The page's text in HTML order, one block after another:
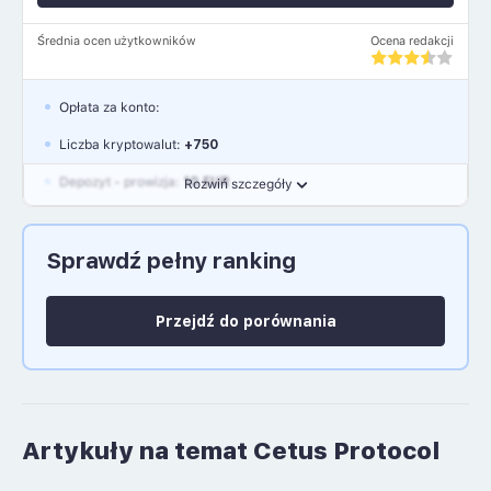
Średnia ocen użytkowników Ocena redakcji
Rozwiń szczegóły
Opłata za konto:
Liczba kryptowalut: +750
Depozyt - prowizja: 10 EUR
Język polski: NIE
Sprawdź pełny ranking
Przejdź do porównania
Artykuły na temat Cetus Protocol